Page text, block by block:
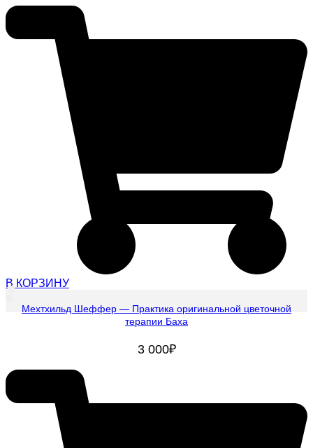
В КОРЗИНУ
Мехтхильд Шеффер — Практика оригинальной цветочной
терапии Баха
3 000₽